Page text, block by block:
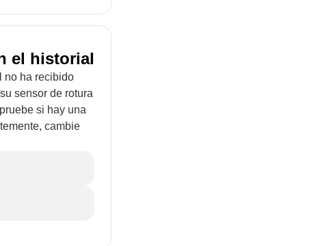
el historial
no ha recibido
sensor de rotura
si hay una
cambie